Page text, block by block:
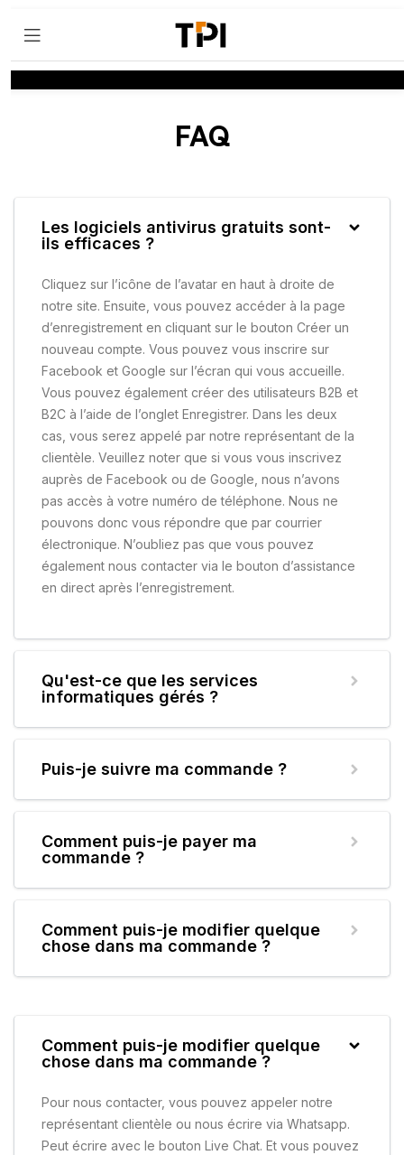
FAQ
Les logiciels antivirus gratuits sont-
ils efficaces ?
Cliquez sur l’icône de l’avatar en haut à droite de
notre site. Ensuite, vous pouvez accéder à la page
d’enregistrement en cliquant sur le bouton Créer un
nouveau compte. Vous pouvez vous inscrire sur
Facebook et Google sur l’écran qui vous accueille.
Vous pouvez également créer des utilisateurs B2B et
B2C à l’aide de l’onglet Enregistrer. Dans les deux
cas, vous serez appelé par notre représentant de la
clientèle. Veuillez noter que si vous vous inscrivez
auprès de Facebook ou de Google, nous n’avons
pas accès à votre numéro de téléphone. Nous ne
pouvons donc vous répondre que par courrier
électronique. N’oubliez pas que vous pouvez
également nous contacter via le bouton d’assistance
en direct après l’enregistrement.
Qu'est-ce que les services
informatiques gérés ?
Puis-je suivre ma commande ?
Comment puis-je payer ma
commande ?
Comment puis-je modifier quelque
chose dans ma commande ?
Comment puis-je modifier quelque
chose dans ma commande ?
Pour nous contacter, vous pouvez appeler notre
représentant clientèle ou nous écrire via Whatsapp.
Peut écrire avec le bouton Live Chat. Et vous pouvez